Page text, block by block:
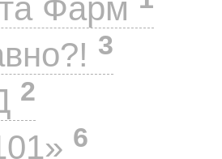
Фарм
3
2
6